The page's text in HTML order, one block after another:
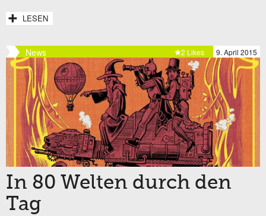
LESEN
News 9. April 2015
2 Likes
In 80 Welten durch den
Tag